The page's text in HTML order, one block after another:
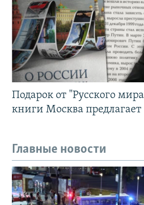
Подарок от "Русского
книги Москва предлагает
Главные новости